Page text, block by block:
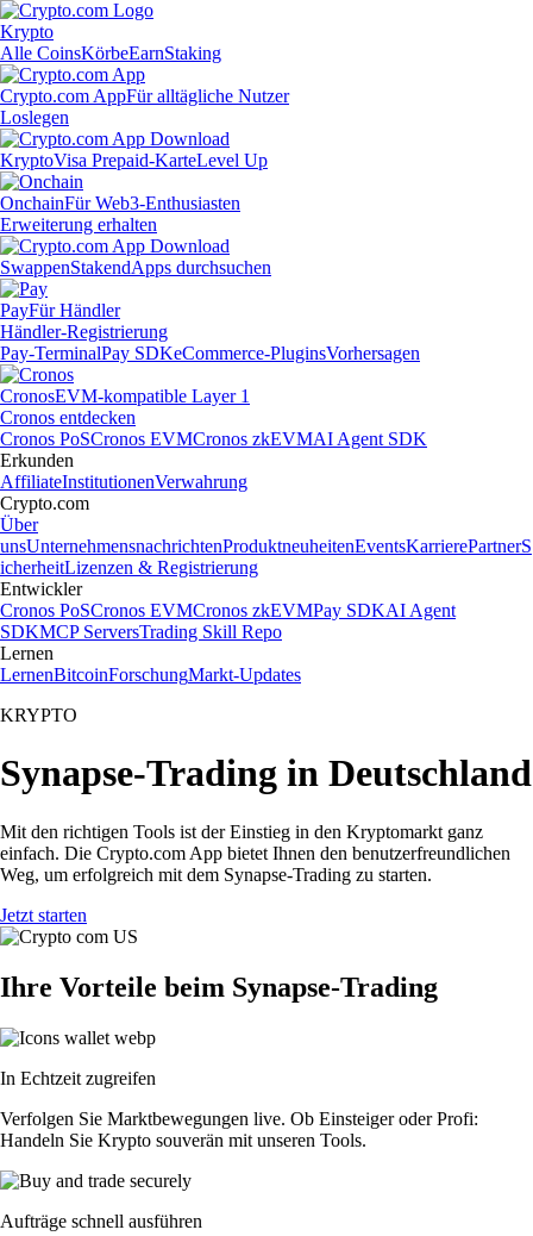
Krypto
Alle CoinsKörbeEarnStaking
Crypto.com AppFür alltägliche Nutzer
Loslegen
KryptoVisa Prepaid-KarteLevel Up
OnchainFür Web3-Enthusiasten
Erweiterung erhalten
SwappenStakendApps durchsuchen
PayFür Händler
Händler-Registrierung
Pay-TerminalPay SDKeCommerce-PluginsVorhersagen
CronosEVM-kompatible Layer 1
Cronos entdecken
Cronos PoSCronos EVMCronos zkEVMAI Agent SDK
Erkunden
AffiliateInstitutionenVerwahrung
Crypto.com
Über
unsUnternehmensnachrichtenProduktneuheitenEventsKarrierePartnerS
icherheitLizenzen & Registrierung
Entwickler
Cronos PoSCronos EVMCronos zkEVMPay SDKAI Agent
SDKMCP ServersTrading Skill Repo
Lernen
LernenBitcoinForschungMarkt-Updates
KRYPTO
Synapse-Trading in Deutschland
Mit den richtigen Tools ist der Einstieg in den Kryptomarkt ganz
einfach. Die Crypto.com App bietet Ihnen den benutzerfreundlichen
Weg, um erfolgreich mit dem Synapse-Trading zu starten.
Jetzt starten
Ihre Vorteile beim Synapse-Trading
In Echtzeit zugreifen
Verfolgen Sie Marktbewegungen live. Ob Einsteiger oder Profi:
Handeln Sie Krypto souverän mit unseren Tools.
Aufträge schnell ausführen